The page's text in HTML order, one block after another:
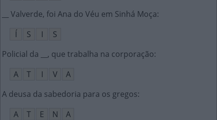
__ Valverde, foi Ana do Véu em Sinhá Moça:
Í
S I
S
Policial da __, que trabalha na corporação:
A
T I V
A
A deusa da sabedoria para os gregos:
A
T E N A